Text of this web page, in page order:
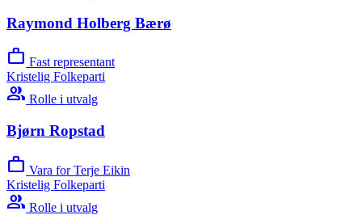
Raymond Holberg Bærø
work Fast representant
Kristelig Folkeparti
group Rolle i utvalg
Bjørn Ropstad
work Vara for Terje Eikin
Kristelig Folkeparti
group Rolle i utvalg